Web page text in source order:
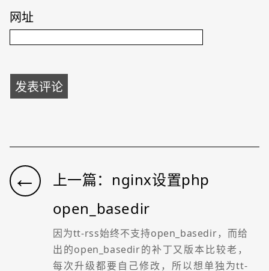
网址
←
上一篇：nginx设置php
open_basedir
因为tt-rss始终不支持open_basedir，而给
出的open_basedir的补丁又版本比较老，
每次升级都要自己修改，所以想单独为tt-